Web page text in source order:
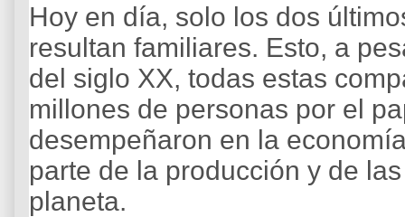
Hoy en día, solo los dos
resultan familiares. Esto, a
del siglo XX, todas estas
millones de personas por el
desempeñaron en la
parte de la producción y de
planeta.